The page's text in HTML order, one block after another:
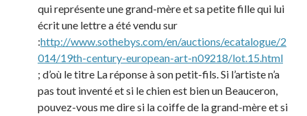
qui représente une grand-mère et sa petite fille qui lui
écrit une lettre a été vendu sur
:http://www.sothebys.com/en/auctions/ecatalogue/2
014/19th-century-european-art-n09218/lot.15.html
; d’où le titre La réponse à son petit-fils. Si l’artiste n’a
pas tout inventé et si le chien est bien un Beauceron,
pouvez-vous me dire si la coiffe de la grand-mère et si